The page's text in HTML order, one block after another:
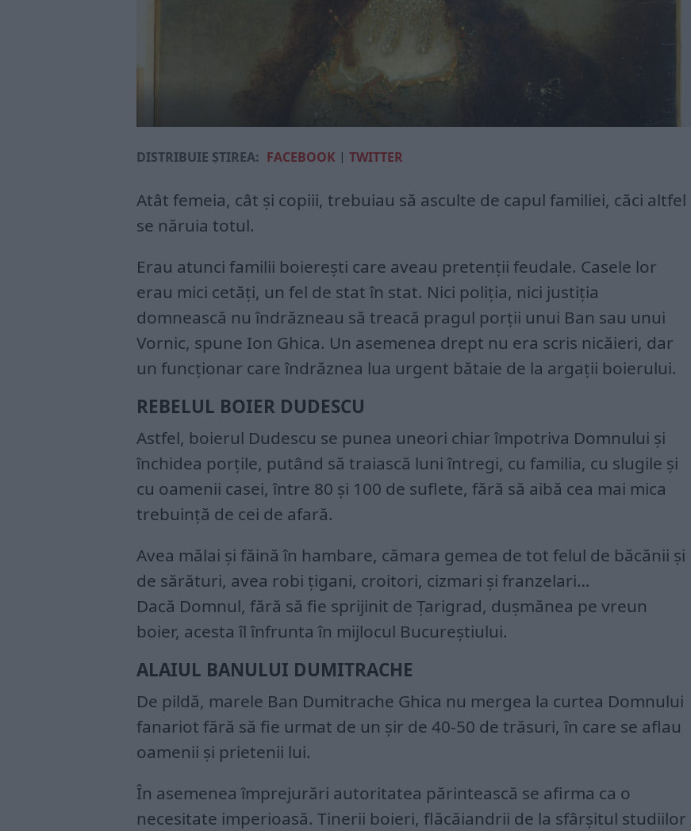
DISTRIBUIE ȘTIREA: FACEBOOK | TWITTER
Atât femeia, cât și copiii, trebuiau să asculte de capul familiei, căci altfel
se năruia totul.
Erau atunci familii boierești care aveau pretenții feudale. Casele lor
erau mici cetăți, un fel de stat în stat. Nici poliția, nici justiția
domnească nu îndrăzneau să treacă pragul porții unui Ban sau unui
Vornic, spune Ion Ghica. Un asemenea drept nu era scris nicăieri, dar
un funcționar care îndrăznea lua urgent bătaie de la argații boierului.
REBELUL BOIER DUDESCU
Astfel, boierul Dudescu se punea uneori chiar împotriva Domnului și
închidea porțile, putând să traiască luni întregi, cu familia, cu slugile și
cu oamenii casei, între 80 și 100 de suflete, fără să aibă cea mai mica
trebuință de cei de afară.
Avea mălai și făină în hambare, cămara gemea de tot felul de băcănii și
de sărături, avea robi țigani, croitori, cizmari și franzelari…
Dacă Domnul, fără să fie sprijinit de Țarigrad, dușmănea pe vreun
boier, acesta îl înfrunta în mijlocul Bucureștiului.
ALAIUL BANULUI DUMITRACHE
De pildă, marele Ban Dumitrache Ghica nu mergea la curtea Domnului
fanariot fără să fie urmat de un șir de 40-50 de trăsuri, în care se aflau
oamenii și prietenii lui.
În asemenea împrejurări autoritatea părintească se afirma ca o
necesitate imperioasă. Tinerii boieri, flăcăiandrii de la sfârșitul studiilor